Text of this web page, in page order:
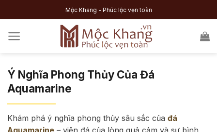
to
Mộc Khang - Phúc lộc vẹn toàn
Ý Nghĩa Phong Thủy Của Đá
Aquamarine
Khám phá ý nghĩa phong thủy sâu sắc của đá
Aquamarine – viên đá của lòng quả cảm và sự bình